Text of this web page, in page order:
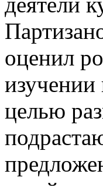
оценил
изучении
целью